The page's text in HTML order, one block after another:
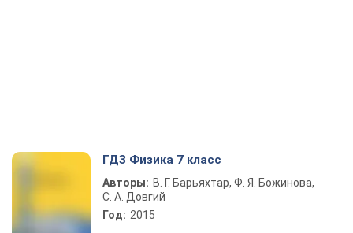
ГДЗ Физика 7 класс
Авторы: В. Г. Барьяхтар, Ф. Я. Божинова,
С. А. Довгий
Год: 2015